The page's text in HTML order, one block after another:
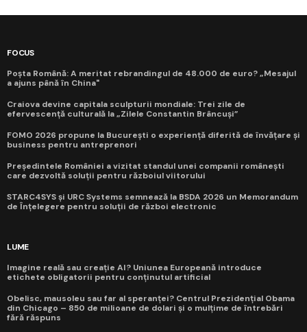
FOCUS
Poșta Română: A meritat rebrandingul de 48.000 de euro? „Mesajul
a ajuns până în China"
Craiova devine capitala sculpturii mondiale: Trei zile de
efervescență culturală la „Zilele Constantin Brâncuși”
FOMO 2026 propune la București o experiență diferită de învățare și
business pentru antreprenori
Președintele României a vizitat standul unei companii românești
care dezvoltă soluții pentru războiul viitorului
STARC4SYS și URC Systems semnează la BSDA 2026 un Memorandum
de Înțelegere pentru soluții de război electronic
LUME
Imagine reală sau creație AI? Uniunea Europeană introduce
etichete obligatorii pentru conținutul artificial
Obelisc, mausoleu sau far al speranței? Centrul Prezidențial Obama
din Chicago – 850 de milioane de dolari și o mulțime de întrebări
fără răspuns